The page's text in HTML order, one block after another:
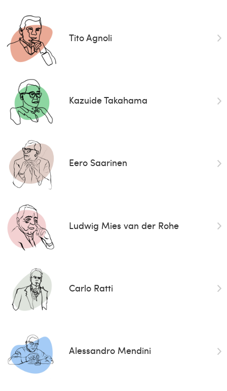
Tito Agnoli
Kazuide Takahama
Eero Saarinen
Ludwig Mies van der Rohe
Carlo Ratti
Alessandro Mendini